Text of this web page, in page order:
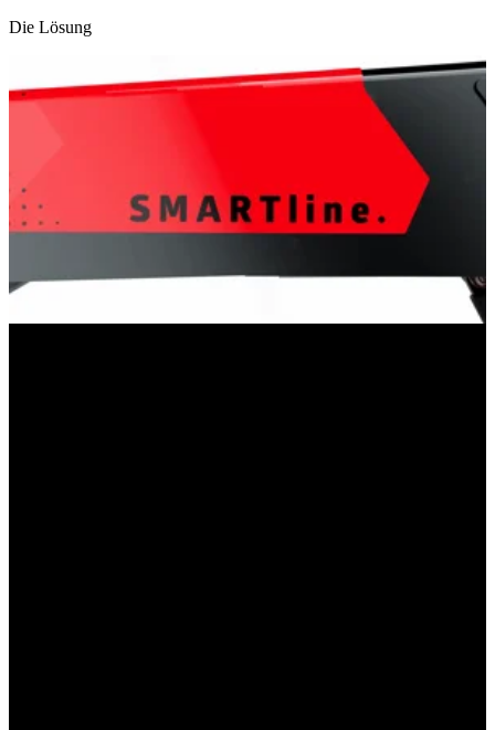
Die Lösung